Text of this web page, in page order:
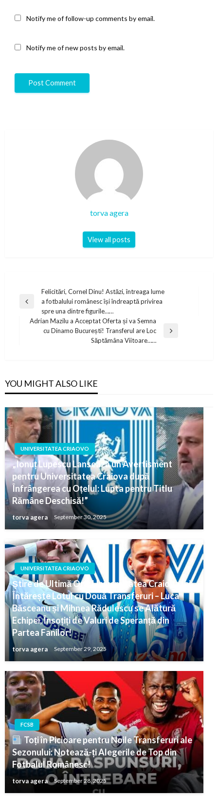
Notify me of follow-up comments by email.
Notify me of new posts by email.
torva agera
View all posts
navigation
Previous
Felicitări, Cornel Dinu! Astăzi, întreaga lume
a fotbalului românesc își îndreaptă privirea
spre una dintre figurile……
Adrian Mazilu a Acceptat Oferta și va Semna
cu Dinamo București! Transferul are Loc
Săptămâna Viitoare……
YOU MIGHT ALSO LIKE
UNIVERSITATEA CRIAOVO
„Ionuț Lupescu Lansează un Avertisment
pentru Universitatea Craiova după
Înfrângerea cu Oțelul: Lupta pentru Titlu
Rămâne Deschisă!”
torva agera September 30, 2025
UNIVERSITATEA CRIAOVO
Știre de Ultimă Oră: Universitatea Craiova Își
Întărește Lotul cu Două Transferuri – Luca
Băsceanu și Mihnea Rădulescu se Alătură
Echipei, Însoțiți de Valuri de Speranță din
Partea Fanilor!
torva agera September 29, 2025
FCSB
Toți în Picioare pentru Noile Transferuri ale
Sezonului: Notează-ți Alegerile de Top din
Fotbalul Românesc!
torva agera September 28, 2025